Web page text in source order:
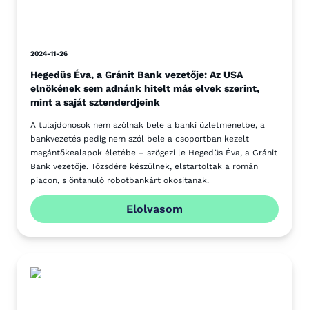
2024-11-26
Hegedüs Éva, a Gránit Bank vezetője: Az USA
elnökének sem adnánk hitelt más elvek szerint,
mint a saját sztenderdjeink
A tulajdonosok nem szólnak bele a banki üzletmenetbe, a
bankvezetés pedig nem szól bele a csoportban kezelt
magántőkealapok életébe – szögezi le Hegedüs Éva, a Gránit
Bank vezetője. Tőzsdére készülnek, elstartoltak a román
piacon, s öntanuló robotbankárt okosítanak.
Elolvasom